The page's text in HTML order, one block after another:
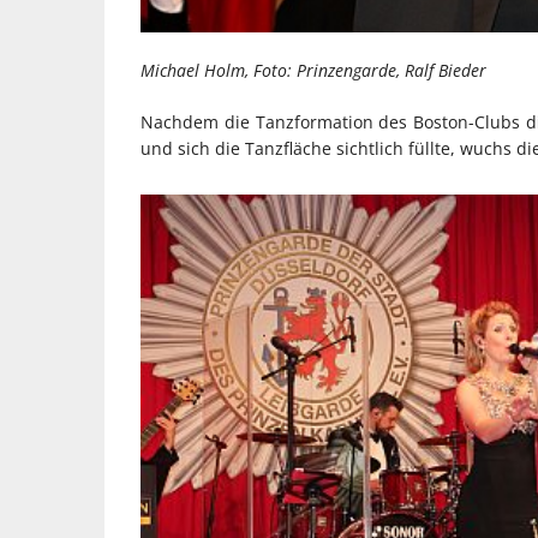
Michael Holm, Foto: Prinzengarde, Ralf Bieder
Nachdem die Tanzformation des Boston-Clubs
und sich die Tanzfläche sichtlich füllte, wuchs